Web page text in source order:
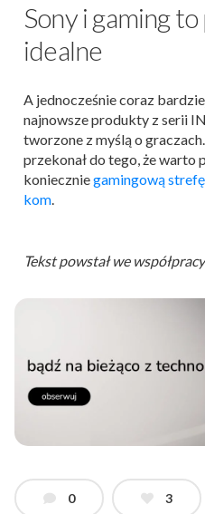
Sony i gaming to
idealne
A jednocześnie coraz
najnowsze produkty z serii
tworzone z myślą o
przekonał do tego, że warto
konieczniegamingową
kom.
Tekst powstał we
0 3